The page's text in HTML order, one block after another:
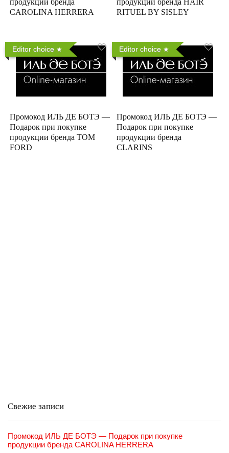
CAROLINA HERRERA
RITUEL BY SISLEY
Editor choice
Промокод ИЛЬ ДЕ БОТЭ —
Подарок при покупке
продукции бренда TOM
FORD
Editor choice
Промокод ИЛЬ ДЕ БОТЭ —
Подарок при покупке
продукции бренда
CLARINS
Свежие записи
Промокод ИЛЬ ДЕ БОТЭ — Подарок при покупке
продукции бренда CAROLINA HERRERA